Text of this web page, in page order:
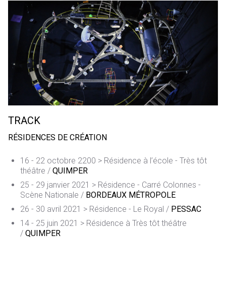
TRACK
RÉSIDENCES DE CRÉATION
16 - 22 octobre 2200 > Résidence à l’école - Très tôt
théâtre / QUIMPER
25 - 29 janvier 2021 > Résidence - Carré Colonnes -
Scène Nationale / BORDEAUX MÉTROPOLE
26 - 30 avril 2021 > Résidence - Le Royal / PESSAC
14 - 25 juin 2021 > Résidence à Très tôt théâtre
/ QUIMPER